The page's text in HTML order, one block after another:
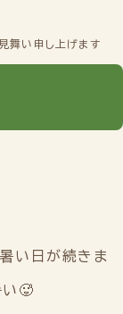
舞い申し上げます
い日が続きま
い🥵